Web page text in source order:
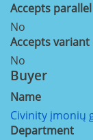
Accepts
No
Accepts variant
No
Buyer
Name
Civinity įmonių
Department